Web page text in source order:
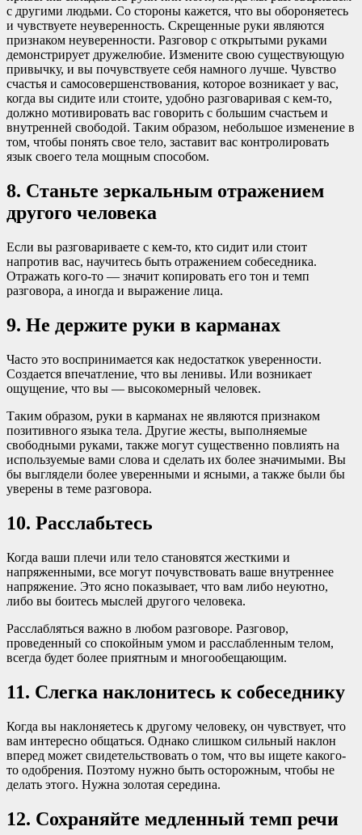
с другими людьми. Со стороны кажется, что вы обороняетесь
и чувствуете неуверенность. Скрещенные руки являются
признаком неуверенности. Разговор с открытыми руками
демонстрирует дружелюбие. Измените свою существующую
привычку, и вы почувствуете себя намного лучше. Чувство
счастья и самосовершенствования, которое возникает у вас,
когда вы сидите или стоите, удобно разговаривая с кем-то,
должно мотивировать вас говорить с большим счастьем и
внутренней свободой. Таким образом, небольшое изменение в
том, чтобы понять свое тело, заставит вас контролировать
язык своего тела мощным способом.
8. Станьте зеркальным отражением
другого человека
Если вы разговариваете с кем-то, кто сидит или стоит
напротив вас, научитесь быть отражением собеседника.
Отражать кого-то — значит копировать его тон и темп
разговора, а иногда и выражение лица.
9. Не держите руки в карманах
Часто это воспринимается как недостаткок уверенности.
Создается впечатление, что вы ленивы. Или возникает
ощущение, что вы — высокомерный человек.
Таким образом, руки в карманах не являются признаком
позитивного языка тела. Другие жесты, выполняемые
свободными руками, также могут существенно повлиять на
используемые вами слова и сделать их более значимыми. Вы
бы выглядели более уверенными и ясными, а также были бы
уверены в теме разговора.
10. Расслабьтесь
Когда ваши плечи или тело становятся жесткими и
напряженными, все могут почувствовать ваше внутреннее
напряжение. Это ясно показывает, что вам либо неуютно,
либо вы боитесь мыслей другого человека.
Расслабляться важно в любом разговоре. Разговор,
проведенный со спокойным умом и расслабленным телом,
всегда будет более приятным и многообещающим.
11. Слегка наклонитесь к собеседнику
Когда вы наклоняетесь к другому человеку, он чувствует, что
вам интересно общаться. Однако слишком сильный наклон
вперед может свидетельствовать о том, что вы ищете какого-
то одобрения. Поэтому нужно быть осторожным, чтобы не
делать этого. Нужна золотая середина.
12. Сохраняйте медленный темп речи